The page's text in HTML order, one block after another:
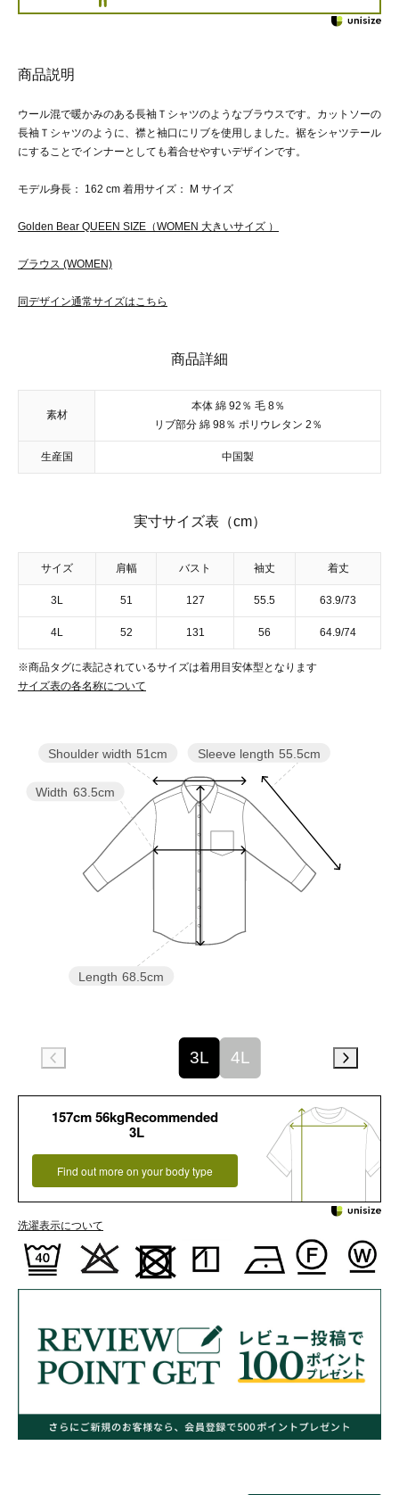
商品説明
ウール混で暖かみのある長袖Ｔシャツのようなブラウスです。カットソーの
長袖Ｔシャツのように、襟と袖口にリブを使用しました。裾をシャツテール
にすることでインナーとしても着合せやすいデザインです。
モデル身長： 162 cm 着用サイズ： M サイズ
Golden Bear QUEEN SIZE（WOMEN 大きいサイズ ）
ブラウス (WOMEN)
同デザイン通常サイズはこちら
商品詳細
素材
本体 綿 92％ 毛 8％
リブ部分 綿 98％ ポリウレタン 2％
生産国 中国製
実寸サイズ表（cm）
サイズ 肩幅 バスト 袖丈 着丈
3L 51 127 55.5 63.9/73
4L 52 131 56 64.9/74
※商品タグに表記されているサイズは着用目安体型となります
サイズ表の各名称について
Sleeve length 55.5cm
Length 68.5cm
Width 63.5cm
Shoulder width 51cm
3L 4L
157cm 56kgRecommended
3L
Find out more on your body type
洗濯表示について